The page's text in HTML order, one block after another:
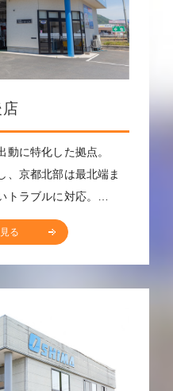
に特化した拠点。
、京都北部は最北端ま
トラブルに対応。…
る